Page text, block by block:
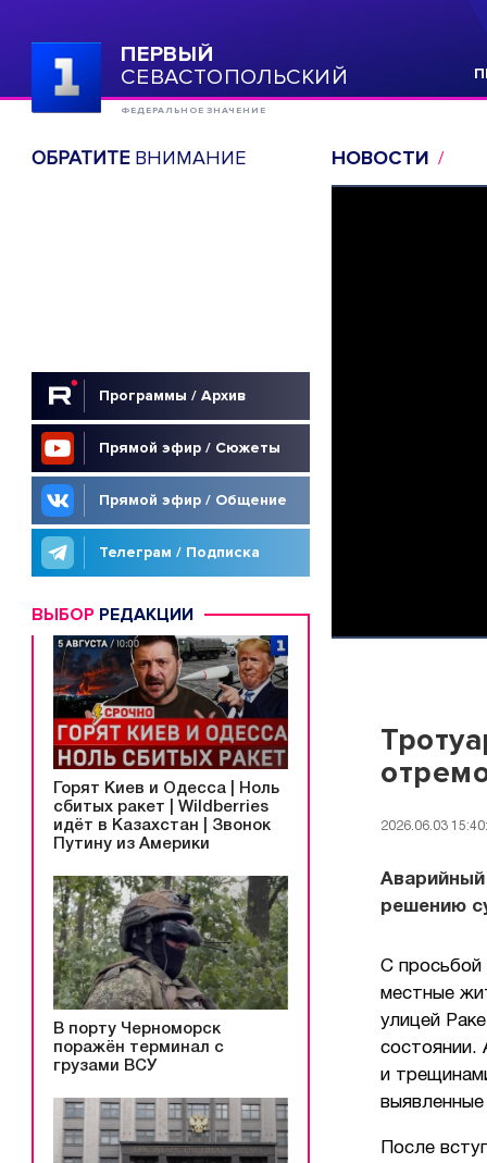
ПЕРВЫЙ
СЕВАСТОПОЛЬСКИЙ
ФЕДЕРАЛЬНОЕ ЗНАЧЕНИЕ
ОБРАТИТЕВНИМАНИЕ
Программы / Архив
Прямой эфир / Сюжеты
Прямой эфир / Общение
Телеграм / Подписка
ВЫБОР РЕДАКЦИИ
Горят Киев и Одесса | Ноль
сбитых ракет | Wildberries
идёт в Казахстан | Звонок
Путину из Америки
В порту Черноморск
поражён терминал с
грузами ВСУ
НОВОСТИ
2026.06.03
решению
С просьбой
местные
улицей
состоянии.
и
После